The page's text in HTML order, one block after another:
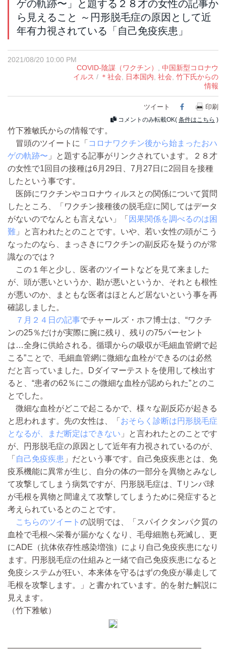
ゲの軌跡〜」と題する２８才の女性の記事か
ら見えること ～円形脱毛症の原因として近
年有力視されている「自己免疫疾患」
2021/08/20 10:00 PM
COVID-陰謀（ワクチン）
中国新型コロナウ
イルス / ＊社会 日本国内 社会 竹下氏からの
情報
ツイート Facebook
印刷
コメントのみ転載OK( 条件はこちら )
竹下雅敏氏からの情報です。
冒頭のツイートに「 コロナワクチン後から始まったおハ
ゲの軌跡〜 」と題する記事がリンクされています。２８才
の女性で1回目の接種は6月29日、7月27日に2回目を接種
したという事です。
医師にワクチンやコロナウィルスとの関係について質問
したところ、「ワクチン接種後の脱毛症に関してはデータ
がないのでなんとも言えない」「 因果関係を調べるのは困
難 」と言われたとのことです。いや、若い女性の頭がこう
なったのなら、まっさきにワクチンの副反応を疑うのが常
識なのでは？
この１年と少し、医者のツイートなどを見て来ました
が、頭が悪いというか、勘が悪いというか、それとも根性
が悪いのか、まともな医者はほとんど居ないという事を再
確認しました。
７月２４日の記事でチャールズ・ホフ博士は、“ワクチ
ンの25％だけが実際に腕に残り、残りの75パーセント
は…全身に供給される。循環からの吸収が毛細血管網で起
こる”ことで、毛細血管網に微細な血栓ができるのは必然
だと言っていました。Dダイマーテストを使用して検出す
ると、“患者の62％にこの微細な血栓が認められた”とのこ
とでした。
微細な血栓がどこで起こるかで、様々な副反応が起きる
と思われます。先の女性は、「 おそらく診断は円形脱毛症
となるが、まだ断定はできない 」と言われたとのことです
が、円形脱毛症の原因として近年有力視されているのが、
「 自己免疫疾患 」だという事です。自己免疫疾患とは、免
疫系機能に異常が生じ、自分の体の一部分を異物とみなし
て攻撃してしまう病気ですが、円形脱毛症は、Tリンパ球
が毛根を異物と間違えて攻撃してしまうために発症すると
考えられているとのことです。
こちらのツイート の説明では、「スパイクタンパク質の
血栓で毛根へ栄養が届かなくなり、毛母細胞も死滅し、更
にADE（抗体依存性感染増強）により自己免疫疾患になり
ます。円形脱毛症の仕組みと一緒で自己免疫疾患になると
免疫システムが狂い、本来体を守るはずの免疫が暴走して
毛根を攻撃します。」と書かれています。的を射た解説に
見えます。
（竹下雅敏）
————————————————————————